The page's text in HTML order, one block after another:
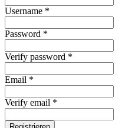
Username *
Password *
Verify password *
Email *
Verify email *